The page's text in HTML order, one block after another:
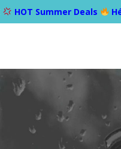
HOT Summer Deals